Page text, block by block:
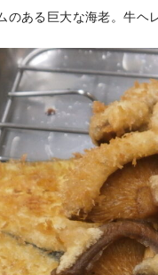
のある巨大な海老。牛ヘ